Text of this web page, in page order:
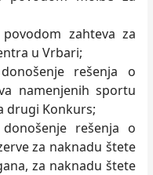
zahteva za
u Vrbari;
rešenja o
namenjenih sportu
drugi Konkurs;
rešenja o
za naknadu štete
za naknadu štete